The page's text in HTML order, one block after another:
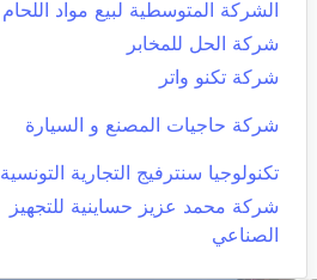
الشركة المتوسطية لبيع مواد اللحام
شركة الحل للمخابر
شركة تكنو واتر
شركة حاجيات المصنع و السيارة
تكنولوجيا سنترفيج التجارية التونسية
شركة محمد عزيز حساينية للتجهيز
الصناعي